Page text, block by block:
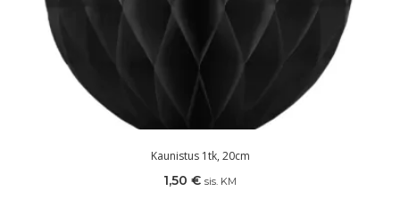
Kaunistus 1tk, 20cm
1,50 € sis. KM